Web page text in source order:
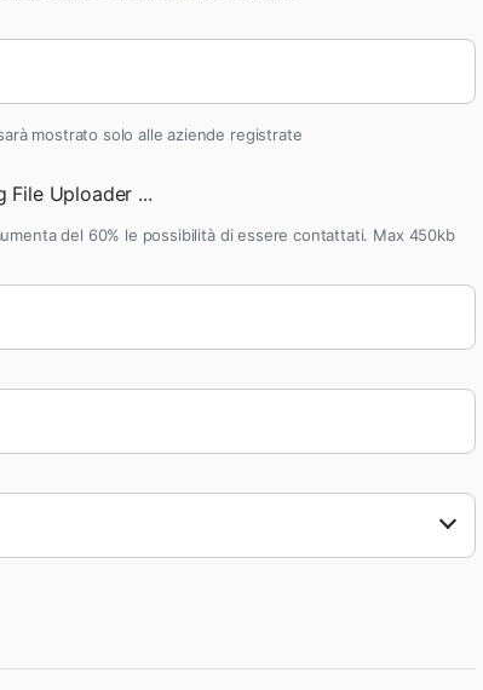
mostrato solo alle aziende registrate
del 60% le possibilità di essere contattati. Max 450kb